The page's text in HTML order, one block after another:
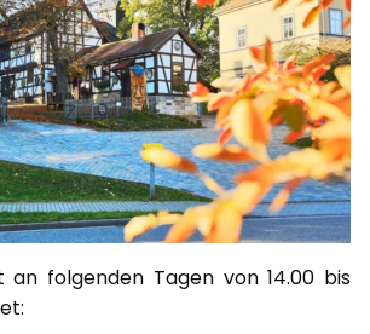
an folgenden Tagen von 14.00 bis